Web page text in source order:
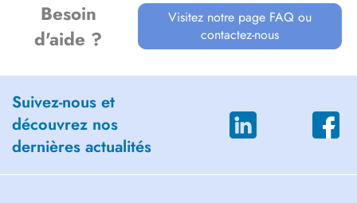
Besoin
d'aide ?
Visitez notre page FAQ ou
contactez-nous
Suivez-nous et
découvrez nos
dernières actualités